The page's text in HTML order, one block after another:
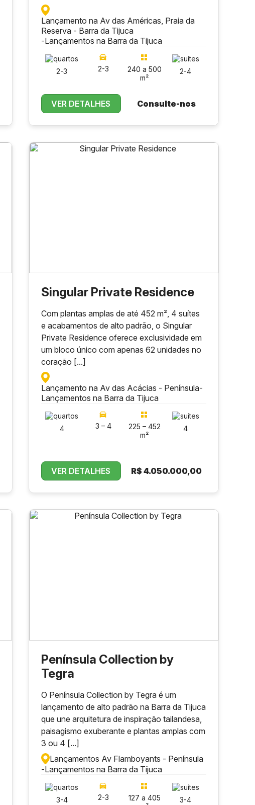
Lançamento na Av das Américas, Praia da
Reserva - Barra da Tijuca
-Lançamentos na Barra da Tijuca
2-3 2-3
240 a 500
m²
2-4
VER DETALHES Consulte-nos
Singular Private Residence
Com plantas amplas de até 452 m², 4 suítes
e acabamentos de alto padrão, o Singular
Private Residence oferece exclusividade em
um bloco único com apenas 62 unidades no
coração [...]
Lançamento na Av das Acácias - Península-
Lançamentos na Barra da Tijuca
4 3 – 4
225 – 452
m²
4
VER DETALHES R$4.050.000,00
Península Collection by
Tegra
O Península Collection by Tegra é um
lançamento de alto padrão na Barra da Tijuca
que une arquitetura de inspiração tailandesa,
paisagismo exuberante e plantas amplas com
3 ou 4 [...]
Lançamentos Av Flamboyants - Península
-Lançamentos na Barra da Tijuca
3-4 2-3
127 a 405
3-4